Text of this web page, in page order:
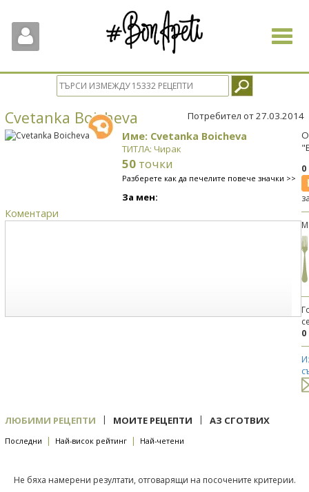
Toggle
Cvetanka Boicheva Потребител от 27.03.2014
Име: Cvetanka Boicheva
ТИТЛА: Чирак
50 точки
Разберете как да печелите повече значки >>
За мен:
Коментари
0
ЛЮБИМИ РЕЦЕПТИ | МОИТЕ РЕЦЕПТИ | АЗ СГОТВИХ
Последни | Най-висок рейтинг | Най-четени
Не бяха намерени резултати, отговарящи на посочените критерии.